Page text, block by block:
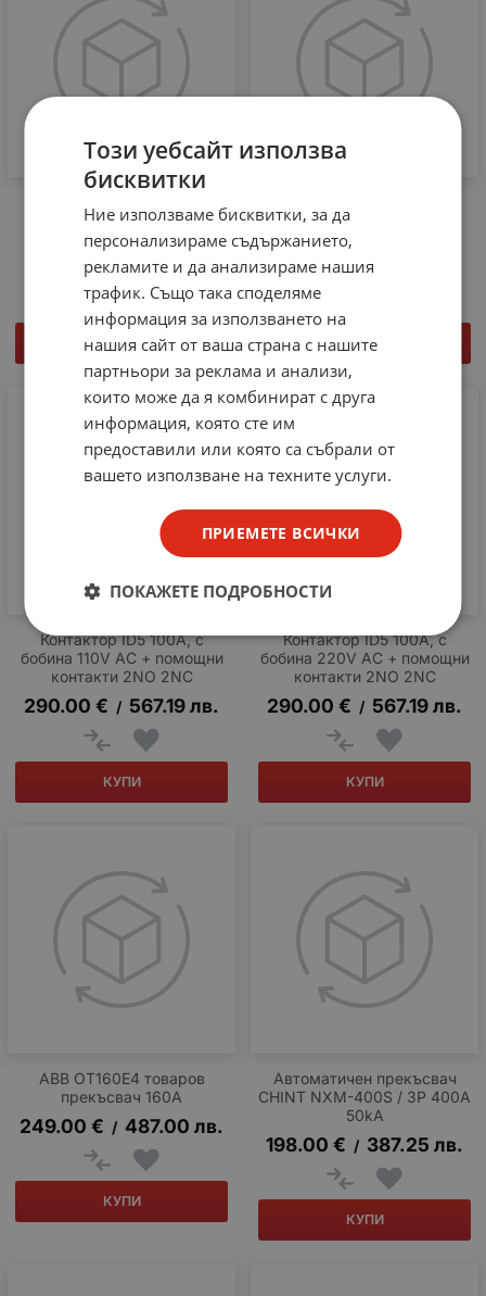
SIEMENS 3NO/1NO 7A,
бобина 230V AC
39.00€ / 76.28лв.
КУПИ
Вентилатор с кръстосан
поток за пелетна печка
39.00€ / 76.28
КУПИ
Контактор ID5 100A, с
бобина 110V AC + помощни
контакти 2NO 2NC
290.00 € / 567.19лв.
КУПИ
Контактор ID5 100A, с
бобина 220V AC + помощни
контакти 2NO 2NC
290.00 € / 567.19лв.
КУПИ
ABB OT160E4 товаров
прекъсвач 160A
249.00 € / 487.00 лв.
КУПИ
Автоматичен прекъсвач
CHINT NXM-400S / 3P 400A
50kA
198.00 € / 387.25 лв.
КУПИ
Този уебсайт използва
бисквитки
Ние използваме бисквитки, за да
персонализираме съдържанието,
рекламите и да анализираме нашия
трафик. Също така споделяме
информация за използването на
нашия сайт от ваша страна с нашите
партньори за реклама и анализи,
които може да я комбинират с друга
информация, която сте им
предоставили или която са събрали от
вашето използване на техните услуги.
ПРИЕМЕТЕ ВСИЧКИ
ПОКАЖЕТЕ ПОДРОБНОСТИ